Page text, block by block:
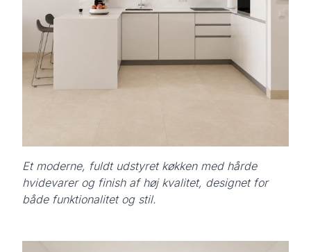
Et moderne, fuldt udstyret køkken med hårde
hvidevarer og finish af høj kvalitet, designet for
både funktionalitet og stil.